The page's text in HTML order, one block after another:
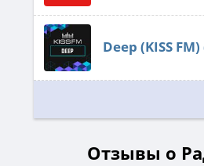
Deep (KISS FM)
Отзывы о